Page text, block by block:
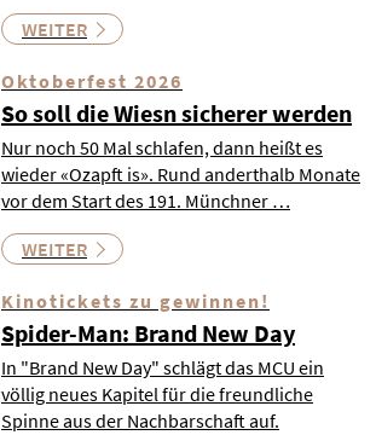
WEITER
Oktoberfest 2026
So soll die Wiesn sicherer werden
Nur noch 50 Mal schlafen, dann heißt es
wieder «Ozapft is». Rund anderthalb Monate
vor dem Start des 191. Münchner …
WEITER
Kinotickets zu gewinnen!
Spider-Man: Brand New Day
In "Brand New Day" schlägt das MCU ein
völlig neues Kapitel für die freundliche
Spinne aus der Nachbarschaft auf.